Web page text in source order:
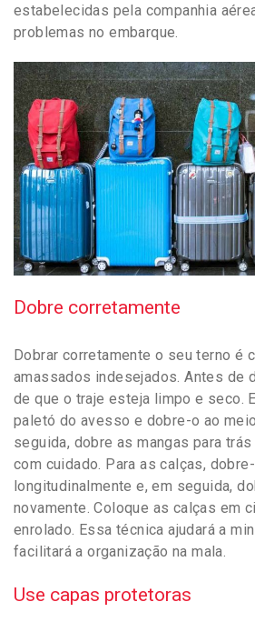
estabelecidas pela companhia
problemas no embarque.
Dobre corretamente
Dobrar corretamente o seu terno é
amassados indesejados. Antes de
de que o traje esteja limpo e seco.
paletó do avesso e dobre-o ao
seguida, dobre as mangas para
com cuidado. Para as calças,
longitudinalmente e, em seguida,
novamente. Coloque as calças em
enrolado. Essa técnica ajudará a
facilitará a organização na mala.
Use capas protetoras